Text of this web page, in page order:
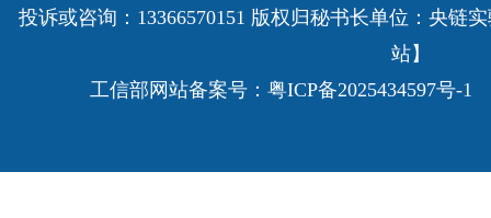
投诉或咨询：13366570151 版权归秘书长单位：央链
站】
工信部网站备案号： 粤ICP备2025434597号-1